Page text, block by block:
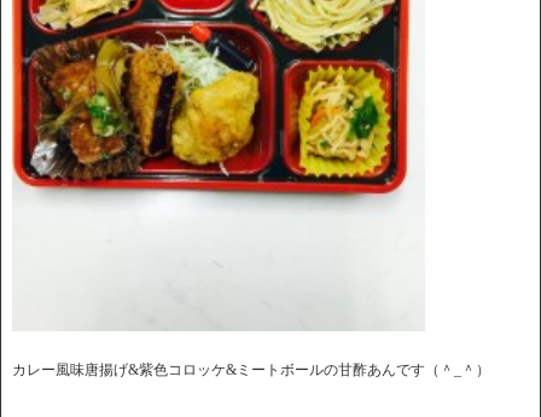
カレー風味唐揚げ&紫色コロッケ&ミートボールの甘酢あんです（＾_＾）